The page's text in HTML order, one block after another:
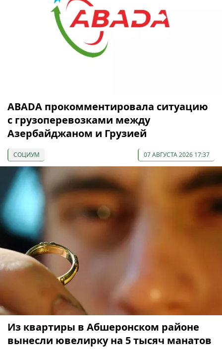
ABADA прокомментировала ситуацию
с грузоперевозками между
Азербайджаном и Грузией
СОЦИУМ 07 АВГУСТА 2026 17:37
Из квартиры в Абшеронском районе
вынесли ювелирку на 5 тысяч манатов